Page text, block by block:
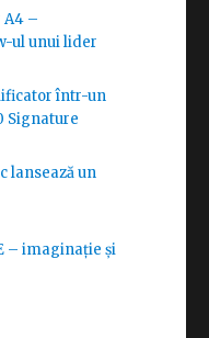
A4 –
ul unui lider
într-un
Signature
lansează un
– imaginație și